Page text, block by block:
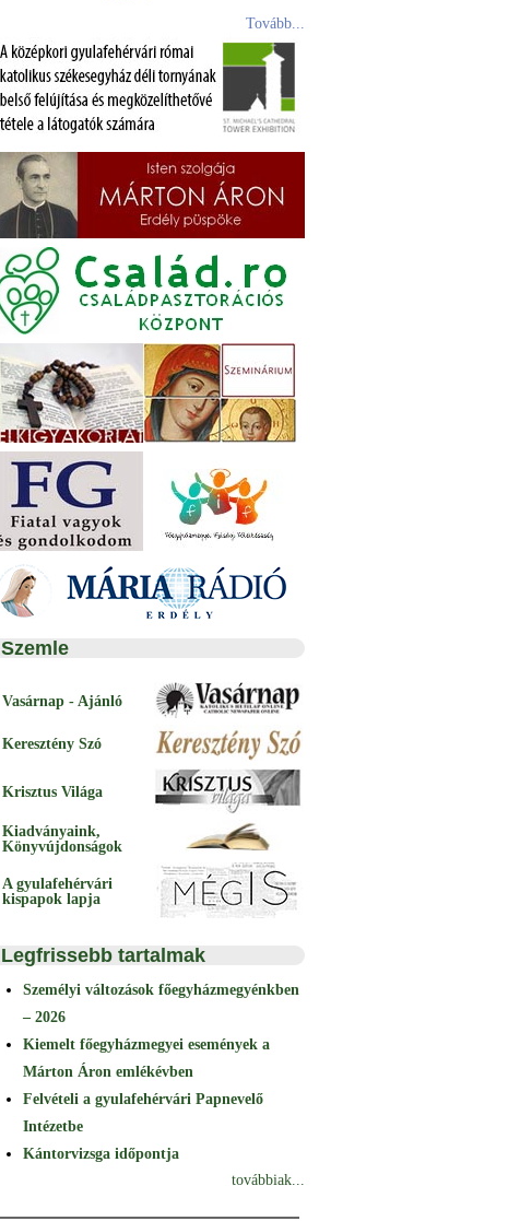
Tovább...
Szemle
Vasárnap - Ajánló
Keresztény Szó
Krisztus Világa
Kiadványaink,
Könyvújdonságok
A gyulafehérvári
kispapok lapja
Legfrissebb tartalmak
Személyi változások főegyházmegyénkben
– 2026
Kiemelt főegyházmegyei események a
Márton Áron emlékévben
Felvételi a gyulafehérvári Papnevelő
Intézetbe
Kántorvizsga időpontja
továbbiak...